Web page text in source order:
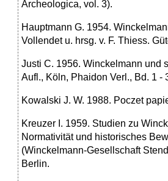
Archeologica, vol. 3).
Hauptmann G. 1954.
Vollendet u. hrsg. v. F. Thiess.
Justi C. 1956. Winckelmann und
Aufl., Köln, Phaidon Verl., Bd. 1 -
Kowalski J. W. 1988. Poczet
Kreuzer I. 1959. Studien zu
Normativität und historisches
(Winckelmann-Gesellschaft
Berlin.